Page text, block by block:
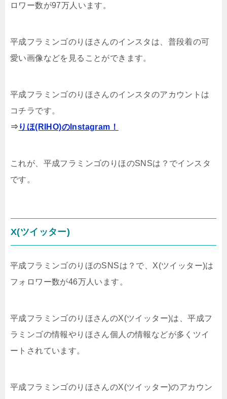
ロワー数が97万人います。
平成フラミンゴのりほさんのインスタは、普段着の可
愛い画像などを見ることができます。
平成フラミンゴのりほさんのインスタのアカウントは
コチラです。
⇒ りほ(RIHO)のInstagram！
これが、平成フラミンゴのりほのSNSは？でインスタ
です。
X(ツイッター)
平成フラミンゴのりほのSNSは？で、X(ツイッター)は
フォロワー数が46万人います。
平成フラミンゴのりほさんのX(ツイッター)は、平成フ
ラミンゴの情報やりほさん個人の情報などが多くツイ
ートされています。
平成フラミンゴのりほさんのX(ツイッター)のアカウン